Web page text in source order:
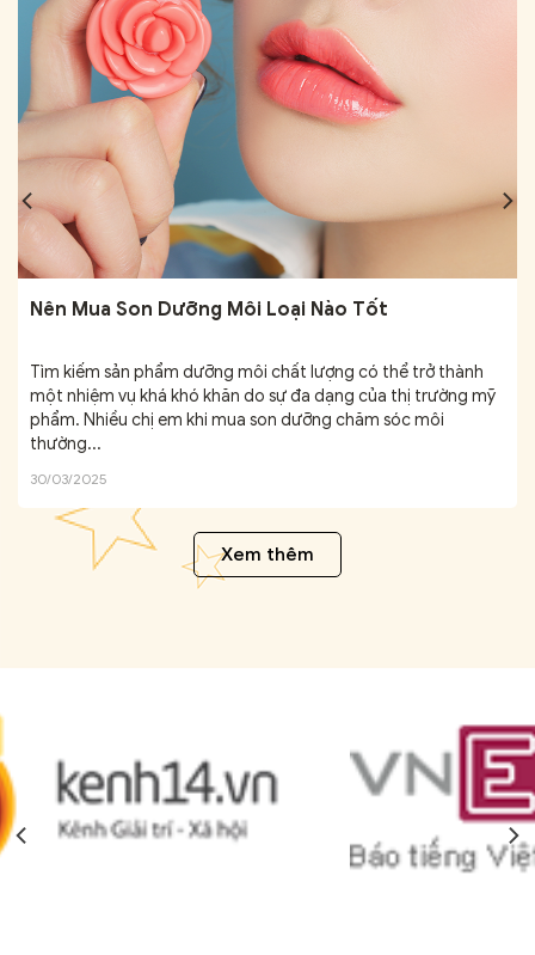
Nên Mua Son Dưỡng Môi Loại Nào Tốt
Tìm kiếm sản phẩm dưỡng môi chất lượng có thể trở thành
một nhiệm vụ khá khó khăn do sự đa dạng của thị trường mỹ
phẩm. Nhiều chị em khi mua son dưỡng chăm sóc môi
thường...
30/03/2025
Xem thêm